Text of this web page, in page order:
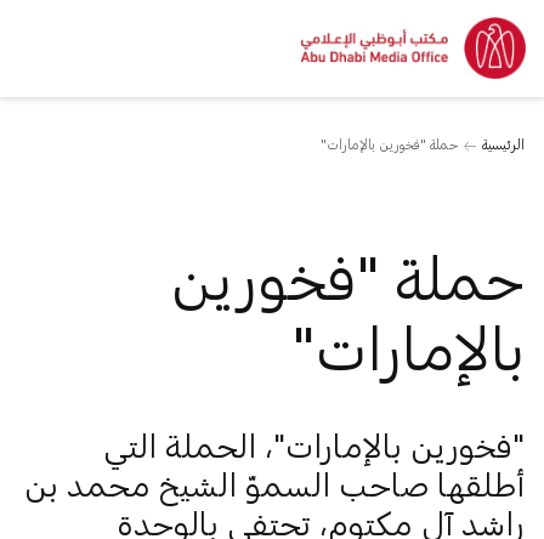
الرئيسية حملة "فخورين بالإمارات"
حملة "فخورين
بالإمارات"
"فخورين بالإمارات"، الحملة التي
أطلقها صاحب السموّ الشيخ محمد بن
راشد آل مكتوم، تحتفي بالوحدة